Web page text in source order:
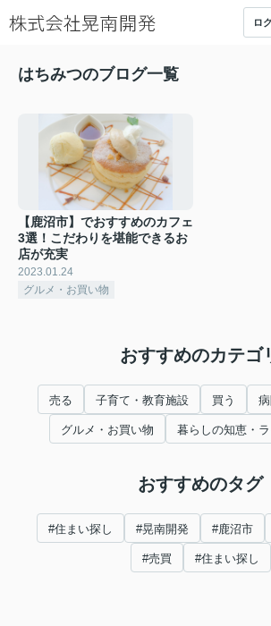
ロ
はちみつのブログ一覧
【鹿沼市】でおすすめのカフェ
3選！こだわりを堪能できるお
店が充実
2023.01.24
グルメ・お買い物
おすすめのカテゴ
売る 子育て・教育施設 買う
グルメ・お買い物 暮らしの知恵・
おすすめのタグ
#住まい探し #晃南開発 #鹿沼市
#売買 #住まい探し